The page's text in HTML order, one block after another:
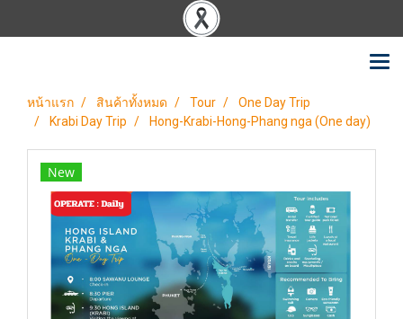
หน้าแรก สินค้าทั้งหมด Tour
One Day Trip
Krabi Day Trip
Hong-Krabi-Hong-Phang nga (One day)
New